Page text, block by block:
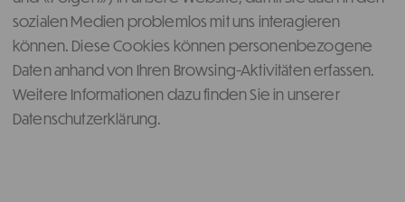
sozialen Medien problemlos mit uns interagieren
können. Diese Cookies können personenbezogene
Daten anhand von Ihren Browsing-Aktivitäten erfassen.
Weitere Informationen dazu finden Sie in unserer
Datenschutzerklärung.